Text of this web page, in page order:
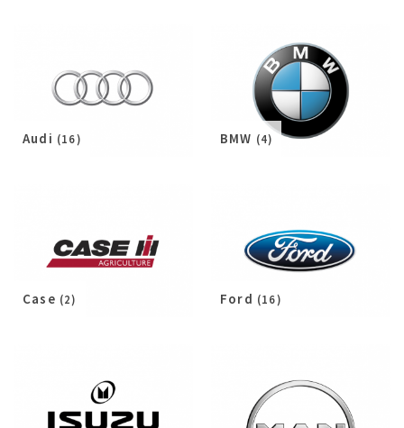
Audi (16) BMW (4)
Case (2) Ford (16)